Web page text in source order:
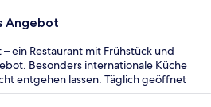
Angebot
ein Restaurant mit Frühstück und
Besonders internationale Küche
entgehen lassen. Täglich geöffnet